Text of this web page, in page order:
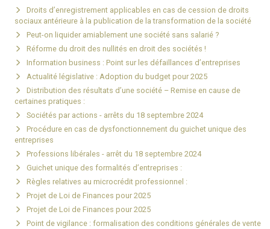
Droits d’enregistrement applicables en cas de cession de droits
sociaux antérieure à la publication de la transformation de la société
Peut-on liquider amiablement une société sans salarié ?
Réforme du droit des nullités en droit des sociétés !
Information business : Point sur les défaillances d’entreprises
Actualité législative : Adoption du budget pour 2025
Distribution des résultats d’une société – Remise en cause de
certaines pratiques :
Sociétés par actions - arrêts du 18 septembre 2024
Procédure en cas de dysfonctionnement du guichet unique des
entreprises
Professions libérales - arrêt du 18 septembre 2024
Guichet unique des formalités d’entreprises :
Règles relatives au microcrédit professionnel :
Projet de Loi de Finances pour 2025
Projet de Loi de Finances pour 2025
Point de vigilance : formalisation des conditions générales de vente